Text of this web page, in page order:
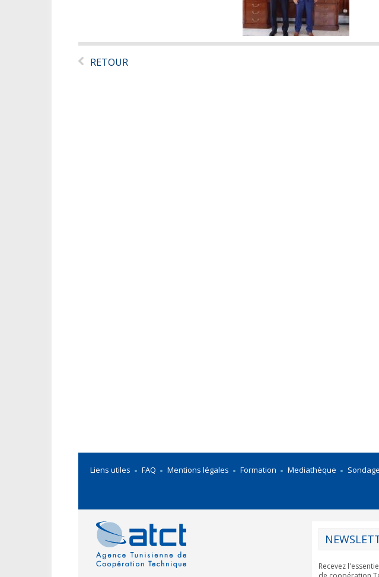
RETOUR
Liens utiles FAQ Mentions légales Formation Mediathèque Sondage
Recevez